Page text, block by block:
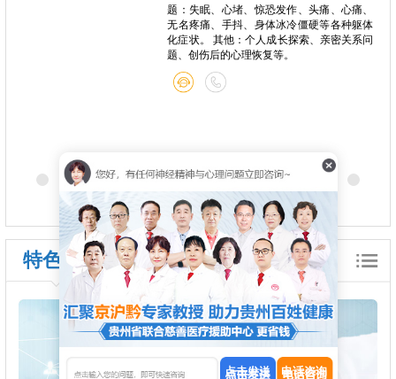
题：失眠、心堵、惊恐发作、头痛、心痛、
无名疼痛、手抖、身体冰冷僵硬等各种躯体
化症状。 其他：个人成长探索、亲密关系问
题、创伤后的心理恢复等。
特色诊疗
点击发送 电话咨询